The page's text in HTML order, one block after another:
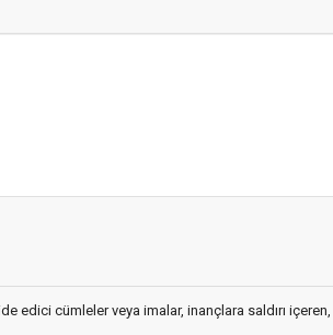
edici cümleler veya imalar, inançlara saldırı